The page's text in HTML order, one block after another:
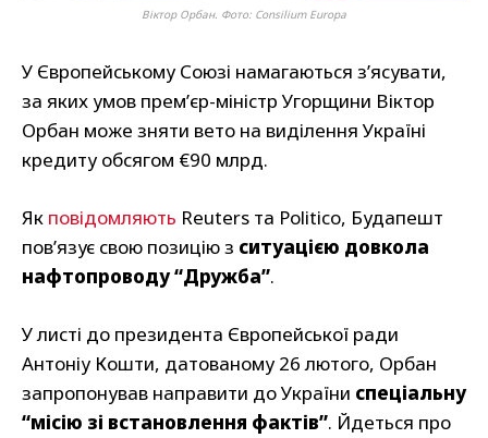
Віктор Орбан. Фото: Сonsilium Еuropa
У Європейському Союзі намагаються з’ясувати,
за яких умов прем’єр-міністр Угорщини Віктор
Орбан може зняти вето на виділення Україні
кредиту обсягом €90 млрд.
Як повідомляють Reuters та Politico, Будапешт
пов’язує свою позицію з ситуацією довкола
нафтопроводу “Дружба”.
У листі до президента Європейської ради
Антоніу Кошти, датованому 26 лютого, Орбан
запропонував направити до України спеціальну
“місію зі встановлення фактів”. Йдеться про